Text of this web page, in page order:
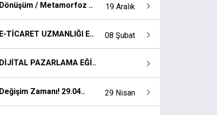
Dönüşüm / Metamorfoz .. 19 Aralık
E-TİCARET UZMANLIĞI E.. 08 Şubat
DİJİTAL PAZARLAMA EĞİ..
Değişim Zamanı! 29.04.. 29 Nisan